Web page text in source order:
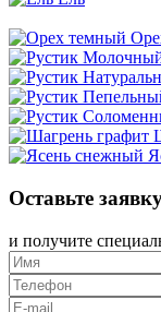
Оставьте
и получите